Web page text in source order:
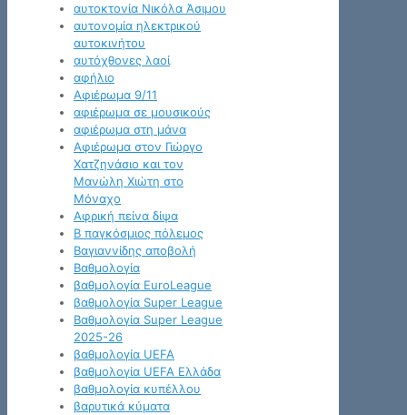
αυτοκτονία Νικόλα Άσιμου
αυτονομία ηλεκτρικού
αυτοκινήτου
αυτόχθονες λαοί
αφήλιο
Αφιέρωμα 9/11
αφιέρωμα σε μουσικούς
αφιέρωμα στη μάνα
Αφιέρωμα στον Γιώργο
Χατζηνάσιο και τον
Μανώλη Χιώτη στο
Μόναχο
Αφρική πείνα δίψα
Β παγκόσμιος πόλεμος
Βαγιαννίδης αποβολή
Βαθμολογία
βαθμολογία EuroLeague
βαθμολογία Super League
Βαθμολογία Super League
2025-26
βαθμολογία UEFA
βαθμολογία UEFA Ελλάδα
βαθμολογία κυπέλλου
βαρυτικά κύματα